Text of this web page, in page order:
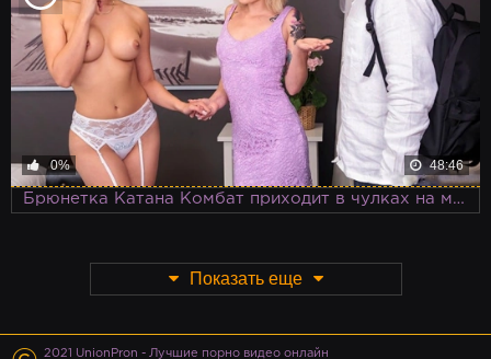
0% 48:46
Брюнетка Катана Комбат приходит в чулках на массаж что бы заполучить большой член массажиста за небольшие деньги
Показать еще
2021 UnionPron - Лучшие порно видео онлайн